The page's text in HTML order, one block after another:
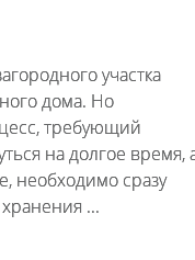
участка
дома. Но
требующий
на долгое время,
необходимо сразу
...